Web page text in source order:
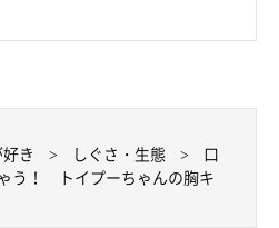
き しぐさ・生態
口
う！ トイプーちゃんの胸キ